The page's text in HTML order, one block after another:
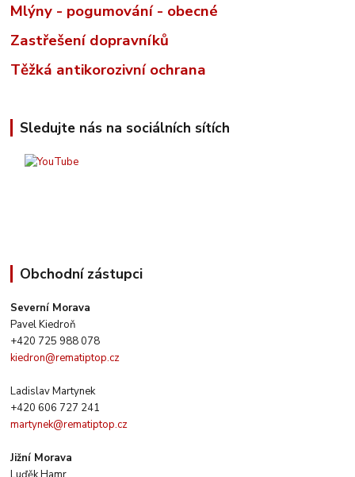
Mlýny - pogumování - obecné
Zastřešení dopravníků
Těžká antikorozivní ochrana
Sledujte nás na sociálních sítích
Obchodní zástupci
Severní Morava
Pavel Kiedroň
+420 725 988 078
kiedron@rematiptop.cz
Ladislav Martynek
+420 606 727 241
martynek@rematiptop.cz
Jižní Morava